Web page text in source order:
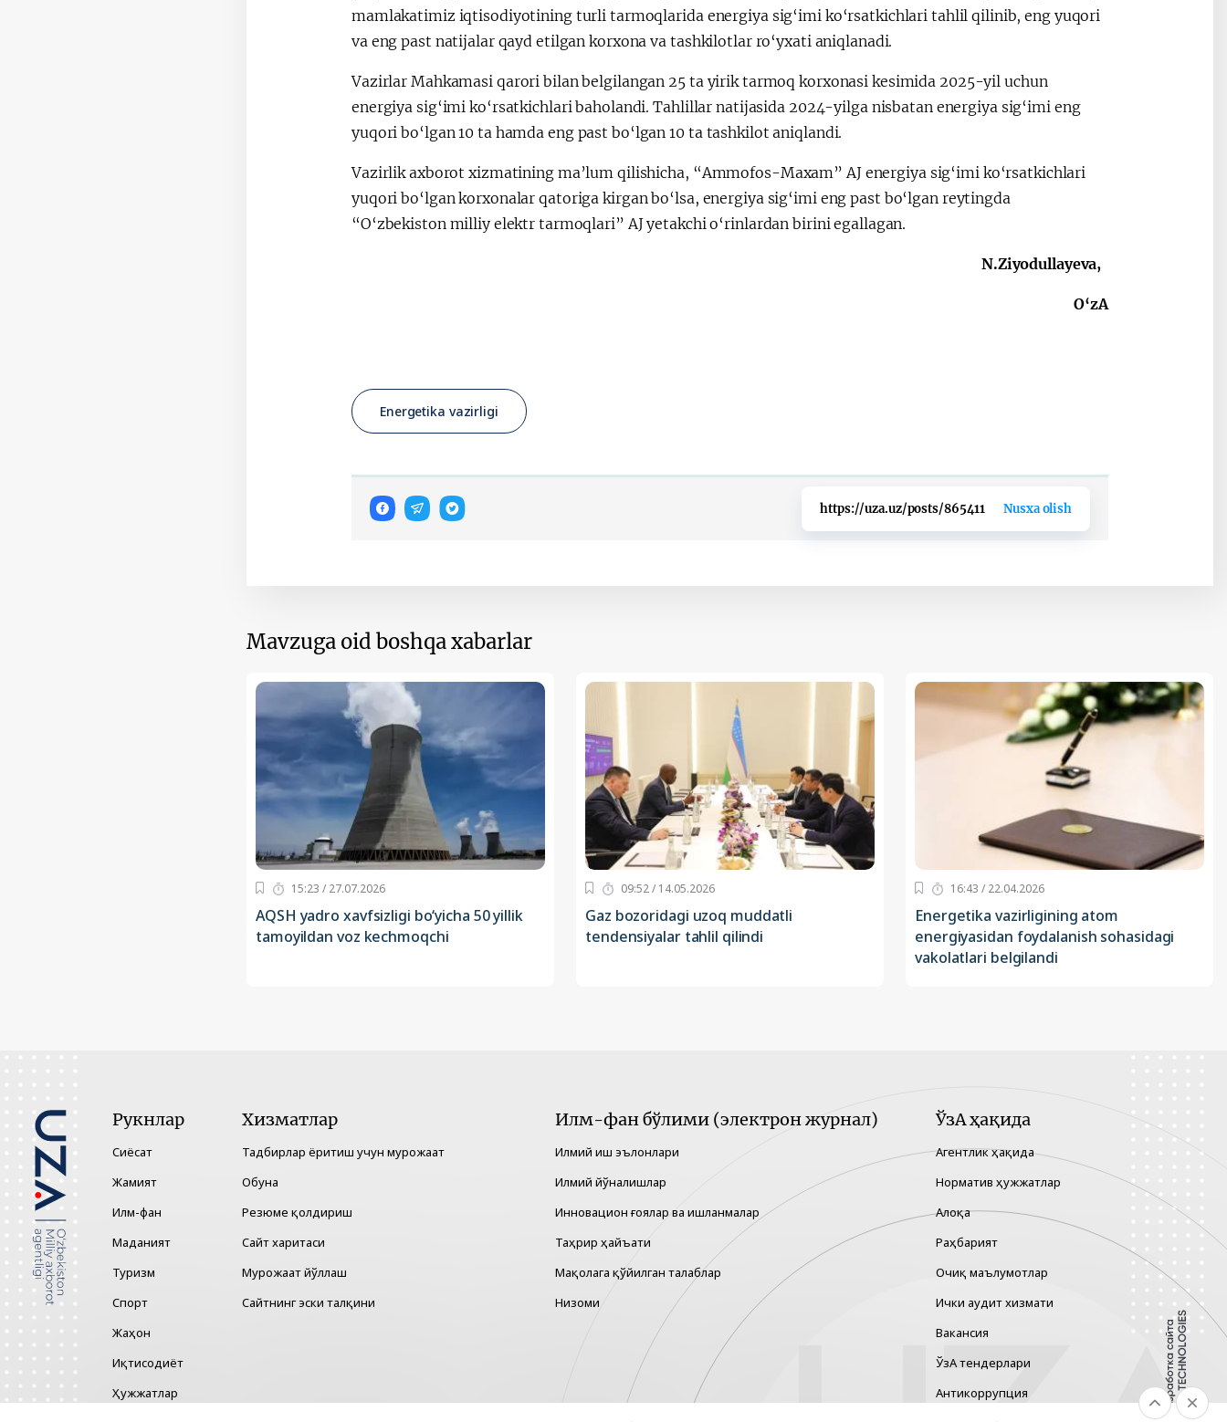
mamlakatimiz iqtisodiyotining turli tarmoqlarida energiya sig‘imi ko‘rsatkichlari tahlil qilinib, eng yuqori
va eng past natijalar qayd etilgan korxona va tashkilotlar ro‘yxati aniqlanadi.
Vazirlar Mahkamasi qarori bilan belgilangan 25 ta yirik tarmoq korxonasi kesimida 2025-yil uchun
energiya sig‘imi ko‘rsatkichlari baholandi. Tahlillar natijasida 2024-yilga nisbatan energiya sig‘imi eng
yuqori bo‘lgan 10 ta hamda eng past bo‘lgan 10 ta tashkilot aniqlandi.
Vazirlik axborot xizmatining ma’lum qilishicha, “Ammofos-Maxam” AJ energiya sig‘imi ko‘rsatkichlari
yuqori bo‘lgan korxonalar qatoriga kirgan bo‘lsa, energiya sig‘imi eng past bo‘lgan reytingda
“O‘zbekiston milliy elektr tarmoqlari” AJ yetakchi o‘rinlardan birini egallagan.
N.Ziyodullayeva,
O‘zA
Energetika vazirligi
https://uza.uz/posts/865411 Nusxa olish
Mavzuga oid boshqa xabarlar
15:23 / 27.07.2026
AQSH yadro xavfsizligi bo‘yicha 50 yillik
tamoyildan voz kechmoqchi
09:52 / 14.05.2026
Gaz bozoridagi uzoq muddatli
tendensiyalar tahlil qilindi
16:43 / 22.04.2026
Energetika vazirligining atom
energiyasidan foydalanish sohasidagi
vakolatlari belgilandi
Рукнлар
Сиёсат
Жамият
Илм-фан
Маданият
Туризм
Спорт
Жаҳон
Иқтисодиёт
Ҳужжатлар
Хизматлар
Тадбирлар ёритиш учун мурожаат
Обуна
Резюме қолдириш
Сайт харитаси
Мурожаат йўллаш
Сайтнинг эски талқини
Илм-фан бўлими (электрон журнал)
Илмий иш эълонлари
Илмий йўналишлар
Инновацион ғоялар ва ишланмалар
Таҳрир ҳайъати
Мақолага қўйилган талаблар
Низоми
ЎзА ҳақида
Агентлик ҳақида
Норматив ҳужжатлар
Алоқа
Раҳбарият
Очиқ маълумотлар
Ички аудит хизмати
Вакансия
ЎзА тендерлари
Антикоррупция